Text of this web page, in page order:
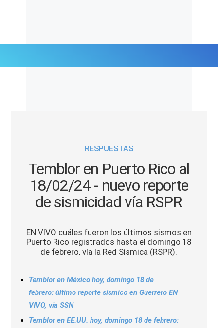
Tendencias Mix
RESPUESTAS
Temblor en Puerto Rico al
18/02/24 - nuevo reporte
de sismicidad vía RSPR
EN VIVO cuáles fueron los últimos sismos en
Puerto Rico registrados hasta el domingo 18
de febrero, vía la Red Sísmica (RSPR).
Temblor en México hoy, domingo 18 de
febrero: último reporte sísmico en Guerrero EN
VIVO, vía SSN
Temblor en EE.UU. hoy, domingo 18 de febrero: